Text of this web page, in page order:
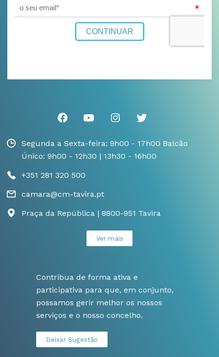
Segunda a Sexta-feira: 9h00 - 17h00 Balcão
Único: 9h00 - 12h30 | 13h30 - 16h00
+351 281 320 500
camara@cm-tavira.pt
Praça da República | 8800-951 Tavira
Ver mais
Contribua de forma ativa e
participativa para que, em conjunto,
possamos gerir melhor os nossos
serviços e o nosso concelho.
Deixar Sugestão